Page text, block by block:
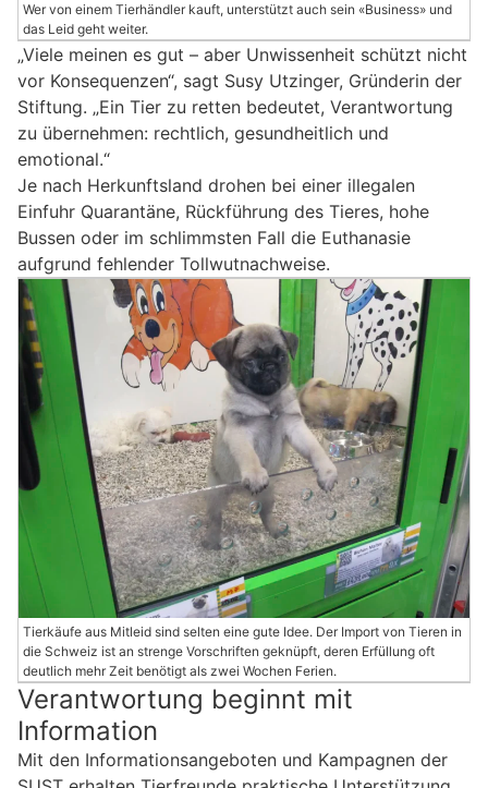
Wer von einem Tierhändler kauft, unterstützt auch sein «Business» und
das Leid geht weiter.
„Viele meinen es gut – aber Unwissenheit schützt nicht
vor Konsequenzen“, sagt Susy Utzinger, Gründerin der
Stiftung. „Ein Tier zu retten bedeutet, Verantwortung
zu übernehmen: rechtlich, gesundheitlich und
emotional.“
Je nach Herkunftsland drohen bei einer illegalen
Einfuhr Quarantäne, Rückführung des Tieres, hohe
Bussen oder im schlimmsten Fall die Euthanasie
aufgrund fehlender Tollwutnachweise.
Tierkäufe aus Mitleid sind selten eine gute Idee. Der Import von Tieren in
die Schweiz ist an strenge Vorschriften geknüpft, deren Erfüllung oft
deutlich mehr Zeit benötigt als zwei Wochen Ferien.
Verantwortung beginnt mit
Information
Mit den Informationsangeboten und Kampagnen der